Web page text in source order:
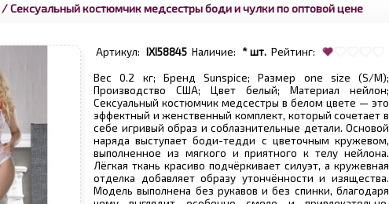
/ Сексуальный костюмчик медсестры боди и чулки по оптовой цене
Артикул: IXI58845 Наличие: * шт. Рейтинг:
Вес 0.2 кг; Бренд Sunspice; Размер one size (S/M);
Производство США; Цвет белый; Материал нейлон;
Сексуальный костюмчик медсестры в белом цвете — это
эффектный и женственный комплект, который сочетает в
себе игривый образ и соблазнительные детали. Основой
наряда выступает боди-тедди с цветочным кружевом,
выполненное из мягкого и приятного к телу нейлона.
Лёгкая ткань красиво подчёркивает силуэт, а кружевная
отделка добавляет образу утончённости и изящества.
Модель выполнена без рукавов и без спинки, благодаря